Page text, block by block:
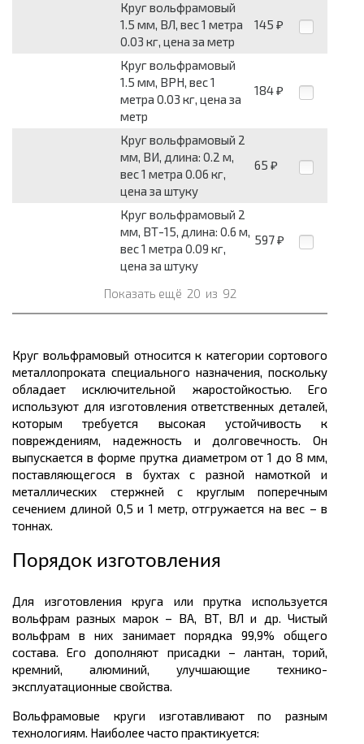
Круг вольфрамовый
1.5 мм, ВЛ, вес 1 метра
0.03 кг, цена за метр
145 ₽
Круг вольфрамовый
1.5 мм, ВРН, вес 1
метра 0.03 кг, цена за
метр
184 ₽
Круг вольфрамовый 2
мм, ВИ, длина: 0.2 м,
вес 1 метра 0.06 кг,
цена за штуку
65 ₽
Круг вольфрамовый 2
мм, ВТ-15, длина: 0.6 м,
вес 1 метра 0.09 кг,
цена за штуку
597 ₽
Показать ещё 20 из 92
Круг вольфрамовый относится к категории сортового
металлопроката специального назначения, поскольку
обладает исключительной жаростойкостью. Его
используют для изготовления ответственных деталей,
которым требуется высокая устойчивость к
повреждениям, надежность и долговечность. Он
выпускается в форме прутка диаметром от 1 до 8 мм,
поставляющегося в бухтах с разной намоткой и
металлических стержней с круглым поперечным
сечением длиной 0,5 и 1 метр, отгружается на вес – в
тоннах.
Порядок изготовления
Для изготовления круга или прутка используется
вольфрам разных марок – ВА, ВТ, ВЛ и др. Чистый
вольфрам в них занимает порядка 99,9% общего
состава. Его дополняют присадки – лантан, торий,
кремний, алюминий, улучшающие технико-
эксплуатационные свойства.
Вольфрамовые круги изготавливают по разным
технологиям. Наиболее часто практикуется: